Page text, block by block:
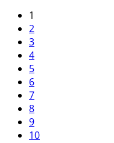
1
2
3
4
5
6
7
8
9
10